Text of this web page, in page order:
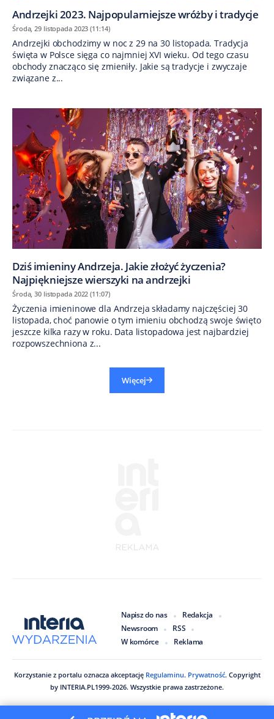
Andrzejki 2023. Najpopularniejsze wróżby i tradycje
Środa, 29 listopada 2023 (11:14)
Andrzejki obchodzimy w noc z 29 na 30 listopada. Tradycja
święta w Polsce sięga co najmniej XVI wieku. Od tego czasu
obchody znacząco się zmieniły. Jakie są tradycje i zwyczaje
związane z...
Dziś imieniny Andrzeja. Jakie złożyć życzenia?
Najpiękniejsze wierszyki na andrzejki
Środa, 30 listopada 2022 (11:07)
Życzenia imieninowe dla Andrzeja składamy najczęściej 30
listopada, choć panowie o tym imieniu obchodzą swoje święto
jeszcze kilka razy w roku. Data listopadowa jest najbardziej
rozpowszechniona z...
Więcej
Napisz do nas
Redakcja
Newsroom
RSS
W komórce
Reklama
Korzystanie z portalu oznacza akceptację Regulaminu. Prywatność. Copyright
by INTERIA.PL 1999-2026. Wszystkie prawa zastrzeżone.